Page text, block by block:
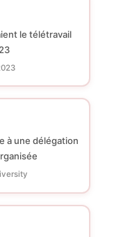
le télétravail
à une délégation